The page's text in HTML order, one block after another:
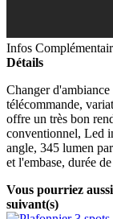
Infos
Détails
Changer
télécommande,
offre un très bon
conventionnel, Led
angle, 345 lumen
et l'embase, durée
Vous pourriez
suivant(s)